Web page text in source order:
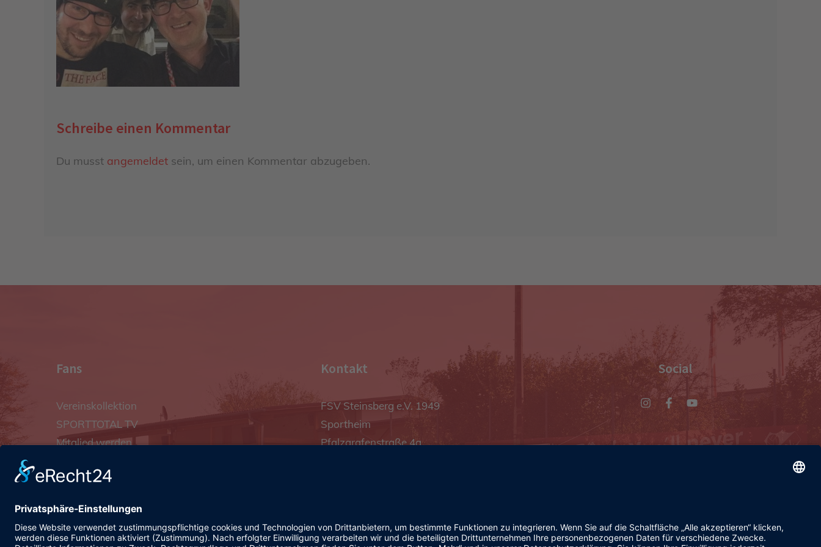
Schreibe einen Kommentar
Du musst angemeldet sein, um einen Kommentar abzugeben.
Fans
Vereinskollektion
SPORTTOTAL TV
Mitglied werden
Kontakt
FSV Steinsberg e.V. 1949
Sportheim
Pfalzgrafenstraße 4a
Social